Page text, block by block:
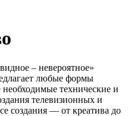
– невероятное»
любые формы
технические и
телевизионных и
создания — от креатива до